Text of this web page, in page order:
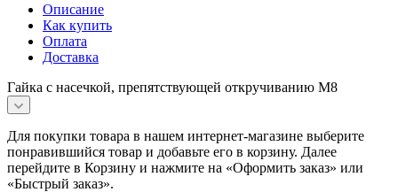
Описание
Как купить
Оплата
Доставка
Гайка с насечкой, препятствующей откручиванию М8
Для покупки товара в нашем интернет-магазине выберите
понравившийся товар и добавьте его в корзину. Далее
перейдите в Корзину и нажмите на «Оформить заказ» или
«Быстрый заказ».